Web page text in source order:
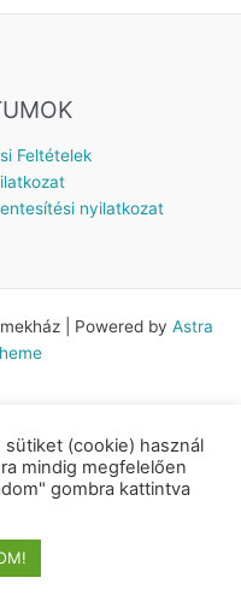
Feltételek
nyilatkozat
| Powered by Astra
sütiket (cookie) használ
mindig megfelelően
gombra kattintva